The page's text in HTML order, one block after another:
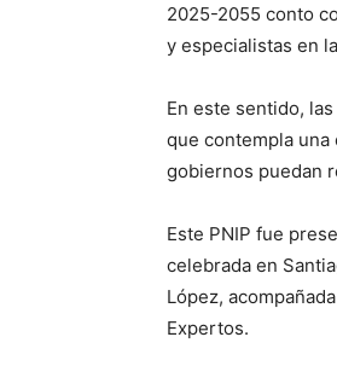
2025-2055 conto
y especialistas en
En este sentido,
que contempla
gobiernos puedan
Este PNIP fue
celebrada en
López,
Expertos.